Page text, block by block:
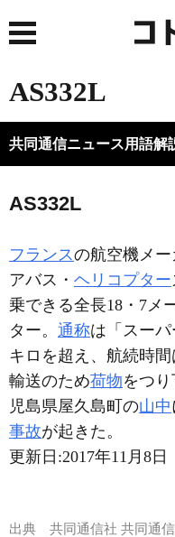
AS332L
共同通信ニュース用語解
AS332L
フランスの航空機メー
アバス・ ヘリコプター
乗できる全長18・7メ
ター。 通称は「スーパ
キロを超え、航続時
輸送のため荷物をつ
児島県屋久島町の山中
事故が起きた。
更新日:2017年11月8日
出典 共同通信社 共同通